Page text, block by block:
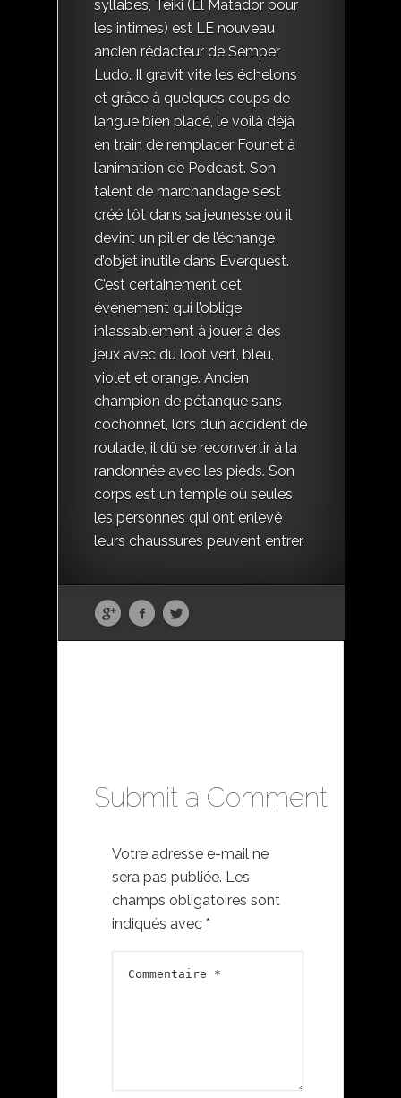
syllabes, Teiki (El Matador pour
les intimes) est LE nouveau
ancien rédacteur de Semper
Ludo. Il gravit vite les échelons
et grâce à quelques coups de
langue bien placé, le voilà déjà
en train de remplacer Founet à
l’animation de Podcast. Son
talent de marchandage s’est
créé tôt dans sa jeunesse où il
devint un pilier de l’échange
d’objet inutile dans Everquest.
C’est certainement cet
événement qui l’oblige
inlassablement à jouer à des
jeux avec du loot vert, bleu,
violet et orange. Ancien
champion de pétanque sans
cochonnet, lors d’un accident de
roulade, il dû se reconvertir à la
randonnée avec les pieds. Son
corps est un temple où seules
les personnes qui ont enlevé
leurs chaussures peuvent entrer.
Submit a Comment
Votre adresse e-mail ne
sera pas publiée. Les
champs obligatoires sont
indiqués avec *